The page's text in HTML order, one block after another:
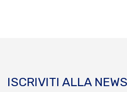
ISCRIVITI ALLA